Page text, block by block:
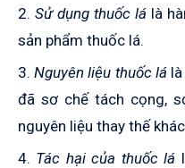
2. Sử dụng thuốc lá là
sản phẩm thuốc lá.
3.Nguyên liệu thuốc lálà
đã sơ chế tách cọng,
nguyên liệu thay thế
4. Tác hại của thuốc lá